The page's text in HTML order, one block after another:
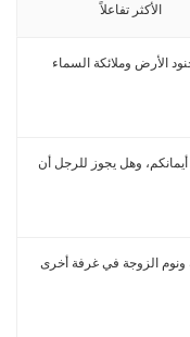
الأكثر تفاعلاً
الأرض وملائكة السماء
وهل يجوز للرجل أن
ونوم الزوجة في غرفة أخرى